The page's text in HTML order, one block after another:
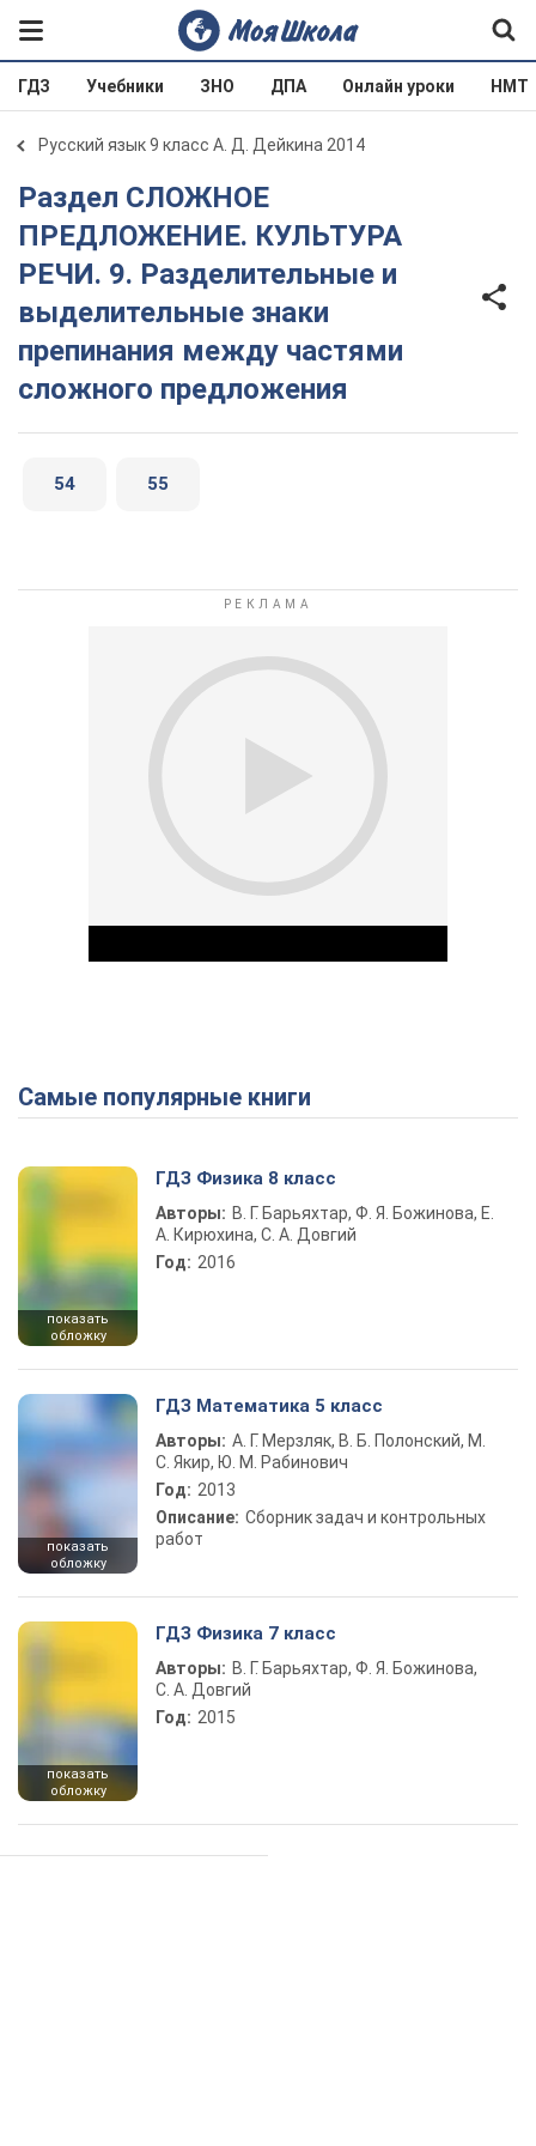
ГДЗ Учебники ЗНО ДПА Онлайн уроки НМТ
Русский язык 9 класс А. Д. Дейкина 2014
Раздел СЛОЖНОЕ
ПРЕДЛОЖЕНИЕ. КУЛЬТУРА
РЕЧИ. 9. Разделительные и
выделительные знаки
препинания между частями
сложного предложения
54 55
Play Video
Самые популярные книги
показать
обложку
ГДЗ Физика 8 класс
Авторы: В. Г. Барьяхтар, Ф. Я. Божинова, Е.
А. Кирюхина, С. А. Довгий
Год: 2016
показать
обложку
ГДЗ Математика 5 класс
Авторы: А. Г. Мерзляк, В. Б. Полонский, М.
С. Якир, Ю. М. Рабинович
Год: 2013
Описание: Сборник задач и контрольных
работ
показать
обложку
ГДЗ Физика 7 класс
Авторы: В. Г. Барьяхтар, Ф. Я. Божинова,
С. А. Довгий
Год: 2015